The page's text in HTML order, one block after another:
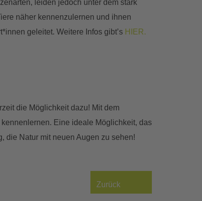
leiden jedoch unter dem stark
näher kennenzulernen und ihnen
geleitet. Weitere Infos gibt’s HIER.
die Möglichkeit dazu! Mit dem
Eine ideale Möglichkeit, das
die Natur mit neuen Augen zu sehen!
Zurück